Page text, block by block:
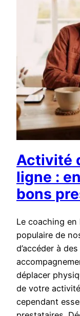
Activité
ligne :
bons
Le coaching
populaire de
d’accéder à
déplacer
de votre
cependant